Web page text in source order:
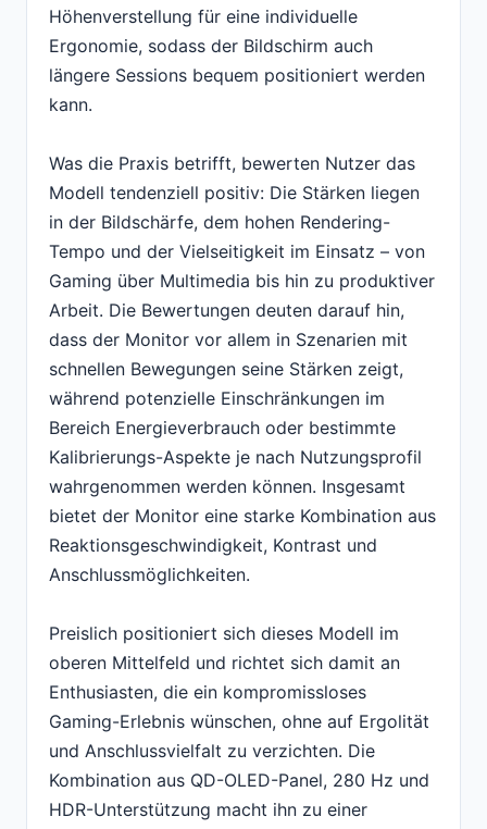
Höhenverstellung für eine individuelle
Ergonomie, sodass der Bildschirm auch
längere Sessions bequem positioniert werden
kann.
Was die Praxis betrifft, bewerten Nutzer das
Modell tendenziell positiv: Die Stärken liegen
in der Bildschärfe, dem hohen Rendering-
Tempo und der Vielseitigkeit im Einsatz – von
Gaming über Multimedia bis hin zu produktiver
Arbeit. Die Bewertungen deuten darauf hin,
dass der Monitor vor allem in Szenarien mit
schnellen Bewegungen seine Stärken zeigt,
während potenzielle Einschränkungen im
Bereich Energieverbrauch oder bestimmte
Kalibrierungs-Aspekte je nach Nutzungsprofil
wahrgenommen werden können. Insgesamt
bietet der Monitor eine starke Kombination aus
Reaktionsgeschwindigkeit, Kontrast und
Anschlussmöglichkeiten.
Preislich positioniert sich dieses Modell im
oberen Mittelfeld und richtet sich damit an
Enthusiasten, die ein kompromissloses
Gaming-Erlebnis wünschen, ohne auf Ergolität
und Anschlussvielfalt zu verzichten. Die
Kombination aus QD-OLED-Panel, 280 Hz und
HDR-Unterstützung macht ihn zu einer